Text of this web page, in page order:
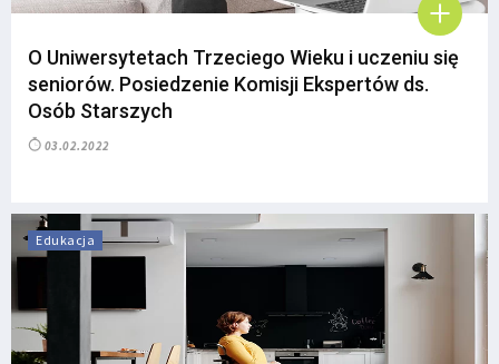
O Uniwersytetach Trzeciego Wieku i uczeniu się
seniorów. Posiedzenie Komisji Ekspertów ds.
Osób Starszych
03.02.2022
Edukacja